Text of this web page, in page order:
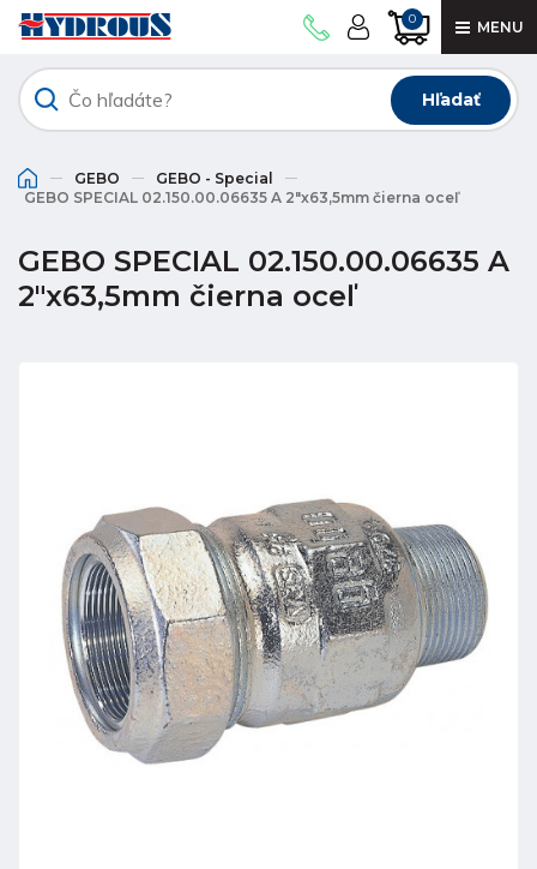
0 MENU
Hľadať
GEBO
GEBO - Special
GEBO SPECIAL 02.150.00.06635 A 2"x63,5mm čierna oceľ
GEBO SPECIAL 02.150.00.06635 A
2"x63,5mm čierna oceľ